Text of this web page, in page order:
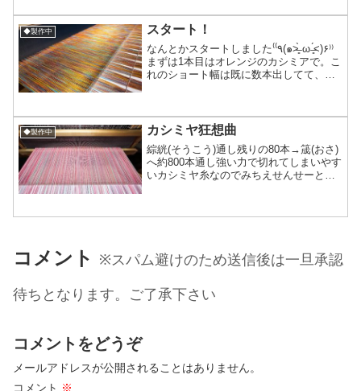
る(笑)今日は巻き取り→綜絖通し(模様作
る部分)→筬...
◆製作中 スタート！
なんとかスタートしました‎⁽⁽٩(๑˃̶͈̀ ω ˂̶͈́)۶⁾⁾
まずは1本目はオレンジのカシミアで。こ
れのショート幅は既に数本出してて、今
◆製作中 カシミヤ狂想曲
綜絖(そうこう)通し残りの80本→筬(おさ)
へ約800本通し強い力で切れてしまいやす
いカシミヤ糸なのでみちえせんせーと登
利用して縦糸を張り、なんとか織れる所
コメント ※スパム避けのため送信後は一旦承認
待ちとなります。ご了承下さい
コメントをどうぞ
メールアドレスが公開されることはありません。
コメント ※